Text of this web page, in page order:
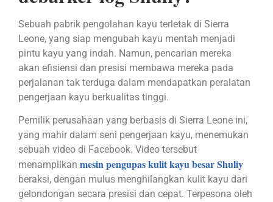
Sebuah pabrik pengolahan kayu terletak di Sierra
Leone, yang siap mengubah kayu mentah menjadi
pintu kayu yang indah. Namun, pencarian mereka
akan efisiensi dan presisi membawa mereka pada
perjalanan tak terduga dalam mendapatkan peralatan
pengerjaan kayu berkualitas tinggi.
Pemilik perusahaan yang berbasis di Sierra Leone ini,
yang mahir dalam seni pengerjaan kayu, menemukan
sebuah video di Facebook. Video tersebut
menampilkan mesin pengupas kulit kayu besar Shuliy
beraksi, dengan mulus menghilangkan kulit kayu dari
gelondongan secara presisi dan cepat. Terpesona oleh